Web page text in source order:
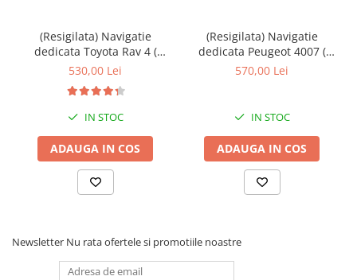
(Resigilata) Navigatie
dedicata Toyota Rav 4 (
2007 - 2013 ), 2GB RAM
Display 9" IPS Full HD,
Carplay, Android 13,
Suport came
530,00 Lei
IN STOC
ADAUGA IN COS
(Resigilata) Navigatie
dedicata Peugeot 4007 (
2007 - 2012 ), 2GB RAM
Carplay, Android 13,
570,00 Lei
IN STOC
ADAUGA IN COS
Newsletter Nu rata ofertele si promotiile noastre